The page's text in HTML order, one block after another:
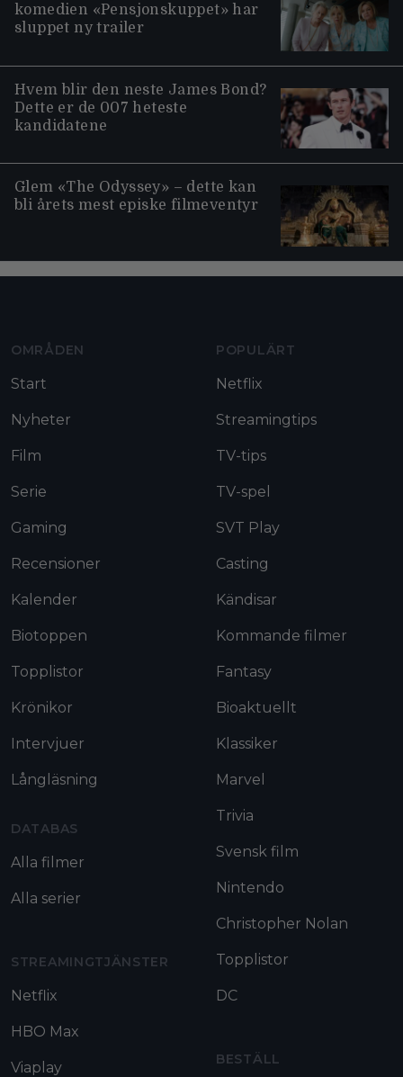
komedien «Pensjonskuppet» har
sluppet ny trailer
Hvem blir den neste James Bond?
Dette er de 007 heteste
kandidatene
Glem «The Odyssey» – dette kan
bli årets mest episke filmeventyr
OMRÅDEN
Start
Nyheter
Film
Serie
Gaming
Recensioner
Kalender
Biotoppen
Topplistor
Krönikor
Intervjuer
Långläsning
DATABAS
Alla filmer
Alla serier
STREAMINGTJÄNSTER
Netflix
HBO Max
Viaplay
POPULÄRT
Netflix
Streamingtips
TV-tips
TV-spel
SVT Play
Casting
Kändisar
Kommande filmer
Fantasy
Bioaktuellt
Klassiker
Marvel
Trivia
Svensk film
Nintendo
Christopher Nolan
Topplistor
DC
BESTÄLL